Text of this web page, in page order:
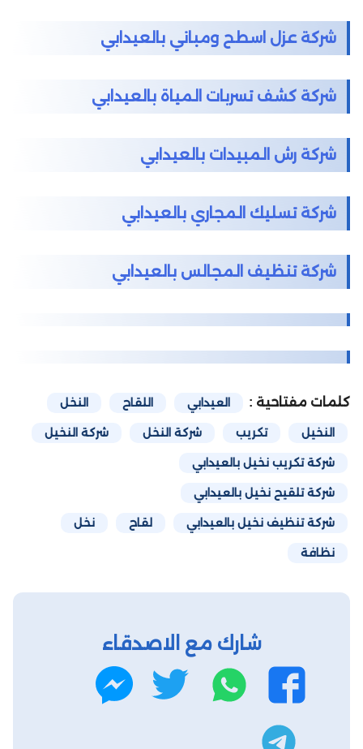
شركة عزل اسطح ومباني بالعيدابي
شركة كشف تسربات المياة بالعيدابي
شركة رش المبيدات بالعيدابي
شركة تسليك المجاري بالعيدابي
شركة تنظيف المجالس بالعيدابي
كلمات مفتاحية : العيدابي اللقاح النخل
النخيل تكريب شركة النخل شركة النخيل
شركة تكريب نخيل بالعيدابي
شركة تلقيح نخيل بالعيدابي
شركة تنظيف نخيل بالعيدابي لقاح نخل
نظافة
شارك مع الاصدقاء
فيسبوك واتساب تويتر